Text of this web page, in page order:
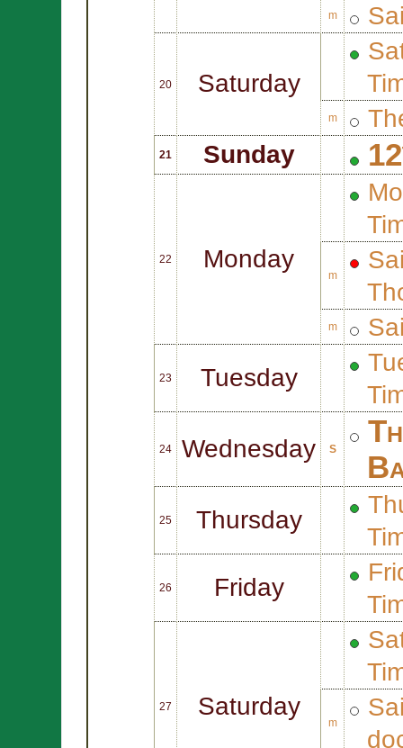
m
20 Saturday
m
21 Sunday
22 Monday
m
m
23 Tuesday
24 Wednesday S
25 Thursday
26 Friday
27 Saturday
m